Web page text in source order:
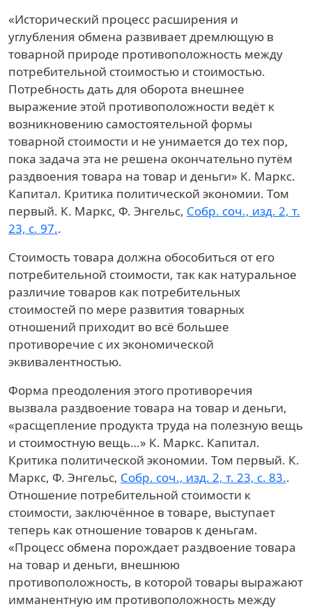
«Исторический процесс расширения и
углубления обмена развивает дремлющую в
товарной природе противоположность между
потребительной стоимостью и стоимостью.
Потребность дать для оборота внешнее
выражение этой противоположности ведёт к
возникновению самостоятельной формы
товарной стоимости и не унимается до тех пор,
пока задача эта не решена окончательно путём
раздвоения товара на товар и деньги» К. Маркс.
Капитал. Критика политической экономии. Том
первый. К. Маркс, Ф. Энгельс, Собр. соч., изд. 2, т.
23, с. 97..
Стоимость товара должна обособиться от его
потребительной стоимости, так как натуральное
различие товаров как потребительных
стоимостей по мере развития товарных
отношений приходит во всё большее
противоречие с их экономической
эквивалентностью.
Форма преодоления этого противоречия
вызвала раздвоение товара на товар и деньги,
«расщепление продукта труда на полезную вещь
и стоимостную вещь…» К. Маркс. Капитал.
Критика политической экономии. Том первый. К.
Маркс, Ф. Энгельс, Собр. соч., изд. 2, т. 23, с. 83..
Отношение потребительной стоимости к
стоимости, заключённое в товаре, выступает
теперь как отношение товаров к деньгам.
«Процесс обмена порождает раздвоение товара
на товар и деньги, внешнюю
противоположность, в которой товары выражают
имманентную им противоположность между